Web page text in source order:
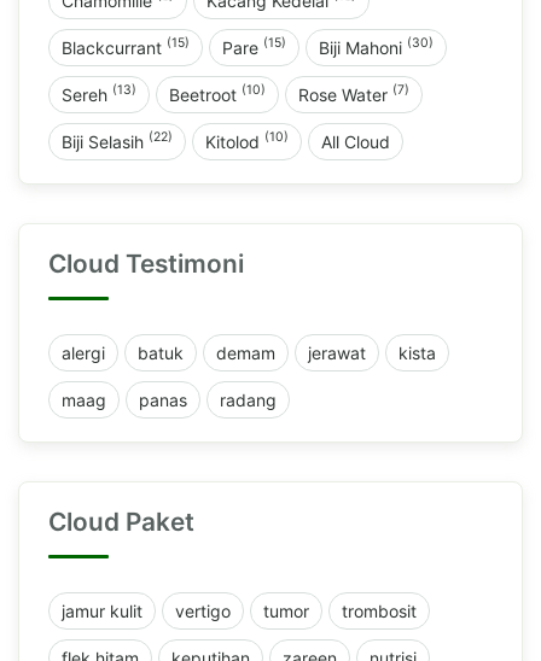
Blackcurrant (15) Pare (15) Biji Mahoni (30)
Sereh (13) Beetroot (10) Rose Water (7)
Biji Selasih (22) Kitolod (10) All Cloud
Cloud Testimoni
alergi batuk demam jerawat kista
maag panas radang
Cloud Paket
jamur kulit vertigo tumor trombosit